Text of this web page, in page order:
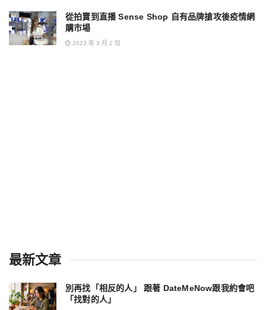
從拍賣到直播 Sense Shop 自有品牌搶攻後疫情網
購市場
2023 年 3 月 2 日
最新文章
別再找「相反的人」 跟著 DateMeNow跟我約會吧
「找對的人」